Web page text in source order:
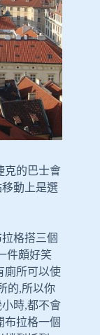
克的巴士會
動上是選
格搭三個
件頗好笑
廁所可以使
的,所以你
時,都不會
布拉格一個